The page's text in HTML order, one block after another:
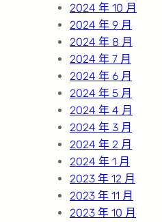
2024 年 10 月
2024 年 9 月
2024 年 8 月
2024 年 7 月
2024 年 6 月
2024 年 5 月
2024 年 4 月
2024 年 3 月
2024 年 2 月
2024 年 1 月
2023 年 12 月
2023 年 11 月
2023 年 10 月